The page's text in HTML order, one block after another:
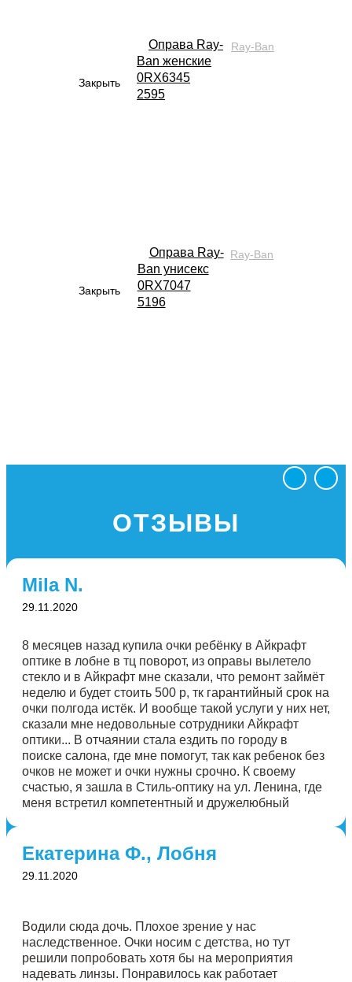
Закрыть
Оправа Ray-
Ban женские
0RX6345
2595
Ray-Ban
Закрыть
Оправа Ray-
Ban унисекс
0RX7047
5196
Ray-Ban
ОТЗЫВЫ
Mila N.
29.11.2020
8 месяцев назад купила очки ребёнку в Айкрафт
оптике в лобне в тц поворот, из оправы вылетело
стекло и в Айкрафт мне сказали, что ремонт займёт
неделю и будет стоить 500 р, тк гарантийный срок на
очки полгода истёк. И вообще такой услуги у них нет,
сказали мне недовольные сотрудники Айкрафт
оптики... В отчаянии стала ездить по городу в
поиске салона, где мне помогут, так как ребенок без
очков не может и очки нужны срочно. К своему
счастью, я зашла в Стиль-оптику на ул. Ленина, где
меня встретил компетентный и дружелюбный
минуту отдал их мне уже в исправном состоянии!
Премного благодарна сотруднику Стиль оптики, её
руководству за качественное и оперативное
и всем рекомендую этот отличный салон!!!
Екатерина Ф., Лобня
29.11.2020
Водили сюда дочь. Плохое зрение у нас
наследственное. Очки носим с детства, но тут
решили попробовать хотя бы на мероприятия
надевать линзы. Понравилось как работает